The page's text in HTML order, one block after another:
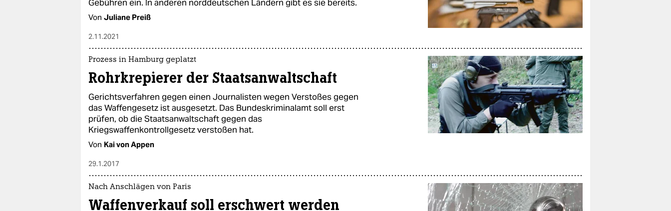
Gebühren ein. In anderen norddeutschen Ländern gibt es sie bereits.
Von Juliane Preiß
2.11.2021
Prozess in Hamburg geplatzt
Rohrkrepierer der Staatsanwaltschaft
Gerichtsverfahren gegen einen Journalisten wegen Verstoßes gegen
das Waffengesetz ist ausgesetzt. Das Bundeskriminalamt soll erst
prüfen, ob die Staatsanwaltschaft gegen das
Kriegswaffenkontrollgesetz verstoßen hat.
Von Kai von Appen
29.1.2017
Nach Anschlägen von Paris
Waffenverkauf soll erschwert werden